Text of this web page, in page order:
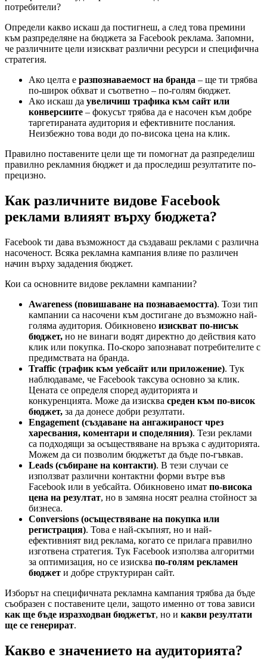
потребители?
Определи какво искаш да постигнеш, а след това премини
към разпределяне на бюджета за Facebook реклама. Запомни,
че различните цели изискват различни ресурси и специфична
стратегия.
Ако целта е разпознаваемост на бранда – ще ти трябва
по-широк обхват и съответно – по-голям бюджет.
Ако искаш да увеличиш трафика към сайт или
конверсиите – фокусът трябва да е насочен към добре
таргетираната аудитория и ефективните послания.
Неизбежно това води до по-висока цена на клик.
Правилно поставените цели ще ти помогнат да разпределиш
правилно рекламния бюджет и да проследиш резултатите по-
прецизно.
Как различните видове Facebook
реклами влияят върху бюджета?
Facebook ти дава възможност да създаваш реклами с различна
насоченост. Всяка рекламна кампания влияе по различен
начин върху зададения бюджет.
Кои са основните видове рекламни кампании?
Awareness (повишаване на познаваемостта). Този тип
кампании са насочени към достигане до възможно най-
голяма аудитория. Обикновено изискват по-нисък
бюджет, но не винаги водят директно до действия като
клик или покупка. По-скоро запознават потребителите с
предимствата на бранда.
Traffic (трафик към уебсайт или приложение). Тук
наблюдаваме, че Facebook таксува основно за клик.
Цената се определя според аудиторията и
конкуренцията. Може да изисква среден към по-висок
бюджет, за да донесе добри резултати.
Engagement (създаване на ангажираност чрез
харесвания, коментари и споделяния). Тези реклами
са подходящи за осъществяване на връзка с аудиторията.
Можем да си позволим бюджетът да бъде по-гъвкав.
Leads (събиране на контакти). В тези случаи се
използват различни контактни форми вътре във
Facebook или в уебсайта. Обикновено имат по-висока
цена на резултат, но в замяна носят реална стойност за
бизнеса.
Conversions (осъществяване на покупка или
регистрация). Това е най-скъпият, но и най-
ефективният вид реклама, когато се прилага правилно
изготвена стратегия. Тук Facebook използва алгоритми
за оптимизация, но се изисква по-голям рекламен
бюджет и добре структуриран сайт.
Изборът на специфичната рекламна кампания трябва да бъде
съобразен с поставените цели, защото именно от това зависи
как ще бъде изразходван бюджетът, но и какви резултати
ще се генерират.
Какво е значението на аудиторията?